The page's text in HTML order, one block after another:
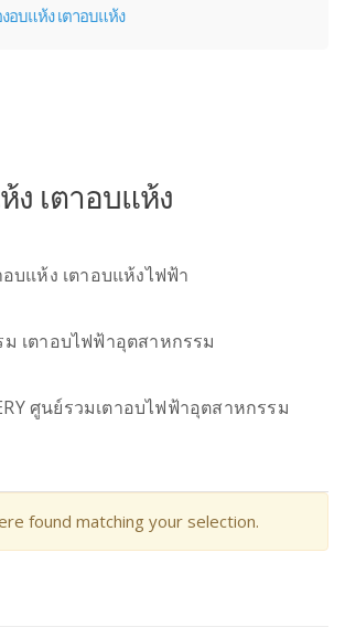
งอบแห้ง เตาอบแห้ง
ง เตาอบแห้ง
อบแห้ง เตาอบแห้งไฟฟ้า
เตาอบไฟฟ้าอุตสาหกรรม
ศูนย์รวมเตาอบไฟฟ้าอุตสาหกรรม
found matching your selection.